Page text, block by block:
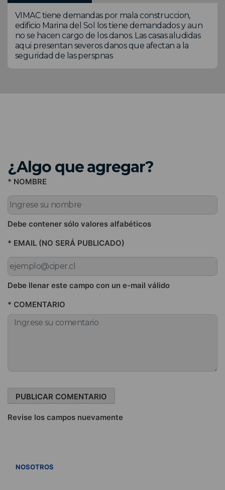
VIMAC tiene demandas por mala construccion,
edificio Marina del Sol los tiene demandados y aun
no se hacen cargo de los danos. Las casas aludidas
aqui presentan severos danos que afectan a la
seguridad de las perspnas
¿Algo que agregar?
* NOMBRE
Debe contener sólo valores alfabéticos
* EMAIL (NO SERÁ PUBLICADO)
Debe llenar este campo con un e-mail válido
* COMENTARIO
Revise los campos nuevamente
NOSOTROS